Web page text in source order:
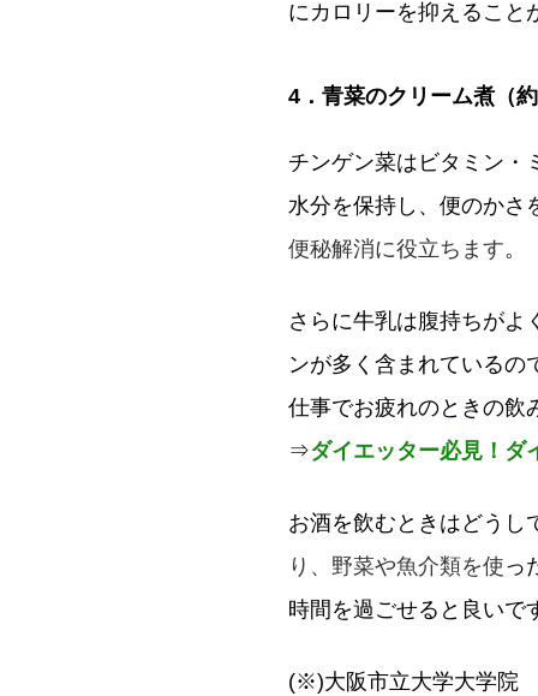
にカロリーを抑えること
4．青菜のクリーム煮（約
チンゲン菜はビタミン・
水分を保持し、便のかさ
便秘解消に役立ちます。
さらに牛乳は腹持ちがよ
ンが多く含まれているの
仕事でお疲れのときの飲
⇒ダイエッター必見！ダ
お酒を飲むときはどうし
り、野菜や魚介類を使っ
時間を過ごせると良いで
(※)大阪市立大学大学院